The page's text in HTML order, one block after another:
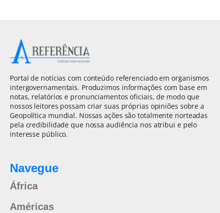
Portal de notícias com conteúdo referenciado em organismos
intergovernamentais. Produzimos informações com base em
notas, relatórios e pronunciamentos oficiais, de modo que
nossos leitores possam criar suas próprias opiniões sobre a
Geopolítica mundial. Nossas ações são totalmente norteadas
pela credibilidade que nossa audiência nos atribui e pelo
interesse público.
Navegue
África
Américas